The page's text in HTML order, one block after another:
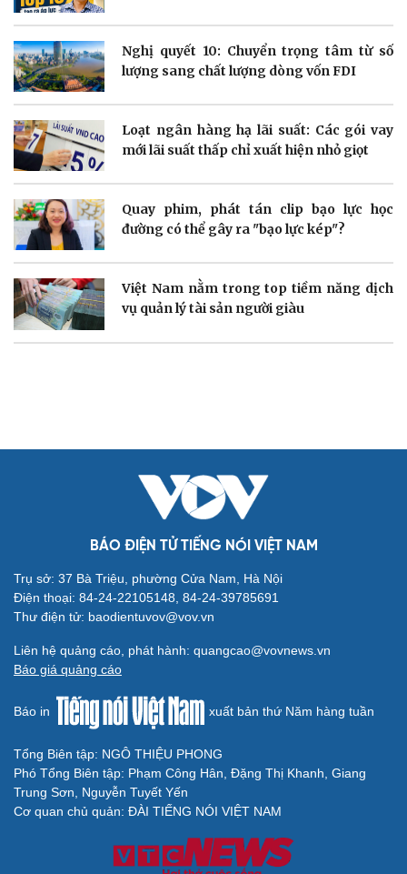
Doanh nghiệp
Thông tin doanh nghiệp
Doanh nghiệp 24h
Doanh nhân
Vì cộng đồng
Sành điệu
Tin Công nghệ
Trải nghiệm
Chuyển đổi số
Sức khỏe
Cây thuốc
Sản phụ khoa
Nhi khoa
Nam khoa
Đời sống
Tình yêu - Gia đình
Di sản
Giải trí
Thời trang
Du lịch
Tư vấn
check-in
Câu chuyện thời sự
Kể chuyện cho bé
Nghị quyết 10: Chuyển trọng tâm từ số
lượng sang chất lượng dòng vốn FDI
Loạt ngân hàng hạ lãi suất: Các gói vay
mới lãi suất thấp chỉ xuất hiện nhỏ giọt
Quay phim, phát tán clip bạo lực học
đường có thể gây ra "bạo lực kép"?
Việt Nam nằm trong top tiềm năng dịch
vụ quản lý tài sản người giàu
BÁO ĐIỆN TỬ TIẾNG NÓI VIỆT NAM
Trụ sở: 37 Bà Triệu, phường Cửa Nam, Hà Nội
Điện thoại: 84-24-22105148, 84-24-39785691
Thư điện tử: baodientuvov@vov.vn
Liên hệ quảng cáo, phát hành: quangcao@vovnews.vn
Báo giá quảng cáo
Báo in xuất bản thứ Năm hàng tuần
Tổng Biên tập: NGÔ THIỆU PHONG
Phó Tổng Biên tập: Phạm Công Hân, Đặng Thị Khanh, Giang
Trung Sơn, Nguyễn Tuyết Yến
Cơ quan chủ quản: ĐÀI TIẾNG NÓI VIỆT NAM